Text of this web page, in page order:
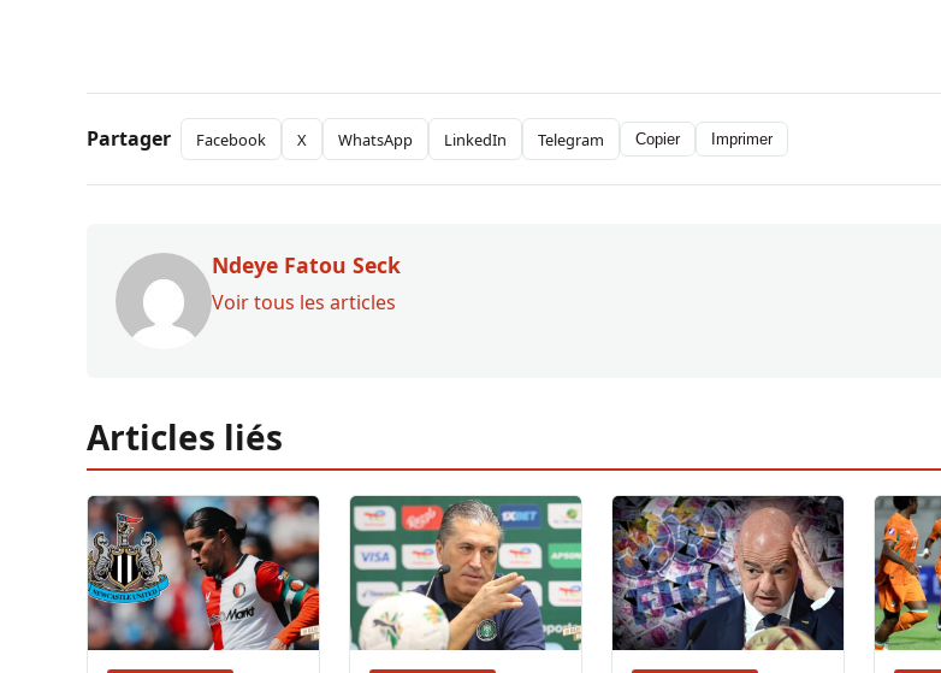
Partager Facebook X WhatsApp LinkedIn Telegram Copier Imprimer
Ndeye Fatou Seck
Voir tous les articles
Articles liés